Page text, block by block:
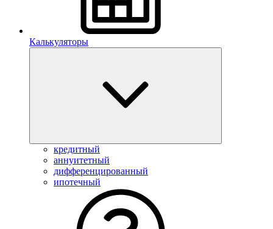
Калькуляторы
кредитный
аннуитетный
дифференцированный
ипотечный